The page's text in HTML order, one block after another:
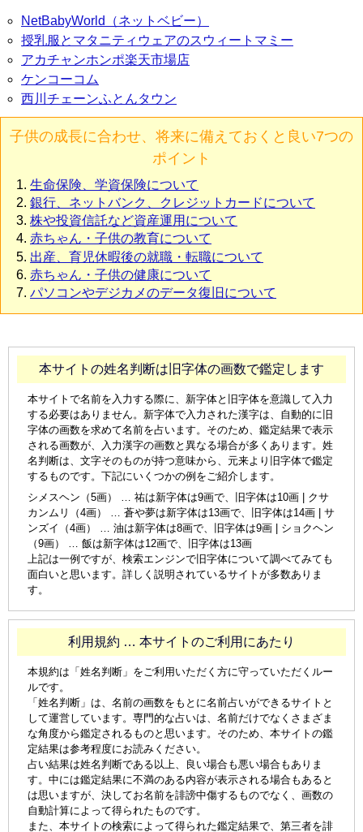
NetBabyWorld（ネットベビー）
授乳服とマタニティウェアのスウィートマミー
アカチャンホンポ楽天市場店
ケンコーコム
西川チェーンふとんタウン
子供の成長に合わせ、将来に備えておくと良い7つの
ポイント
生命保険、学資保険について
銀行、ネットバンク、クレジットカードについて
株や投資信託など資産運用について
赤ちゃん・子供の教育について
出産、育児休暇後の就職・転職について
赤ちゃん・子供の健康について
パソコンやデジカメのデータ復旧について
本サイトの姓名判断は旧字体の画数で鑑定します
本サイトで名前を入力する際に、新字体と旧字体を意識して入力
する必要はありません。新字体で入力された漢字は、自動的に旧
字体の画数を求めて名前を占います。そのため、鑑定結果で表示
される画数が、入力漢字の画数と異なる場合が多くあります。姓
名判断は、文字そのものが持つ意味から、元来より旧字体で鑑定
するものです。下記にいくつかの例をご紹介します。
シメスヘン（5画） … 祐は新字体は9画で、旧字体は10画 | クサ
カンムリ（4画） … 蒼や夢は新字体は13画で、旧字体は14画 | サ
ンズイ（4画） … 油は新字体は8画で、旧字体は9画 | ショクヘン
（9画） … 飯は新字体は12画で、旧字体は13画
上記は一例ですが、検索エンジンで旧字体について調べてみても
面白いと思います。詳しく説明されているサイトが多数ありま
す。
利用規約 … 本サイトのご利用にあたり
本規約は「姓名判断」をご利用いただく方に守っていただくルー
ルです。
「姓名判断」は、名前の画数をもとに名前占いができるサイトと
して運営しています。専門的な占いは、名前だけでなくさまざま
な角度から鑑定されるものと思います。そのため、本サイトの鑑
定結果は参考程度にお読みください。
占い結果は姓名判断である以上、良い場合も悪い場合もありま
す。中には鑑定結果に不満のある内容が表示される場合もあると
は思いますが、決してお名前を誹謗中傷するものでなく、画数の
自動計算によって得られたものです。
また、本サイトの検索によって得られた鑑定結果で、第三者を誹